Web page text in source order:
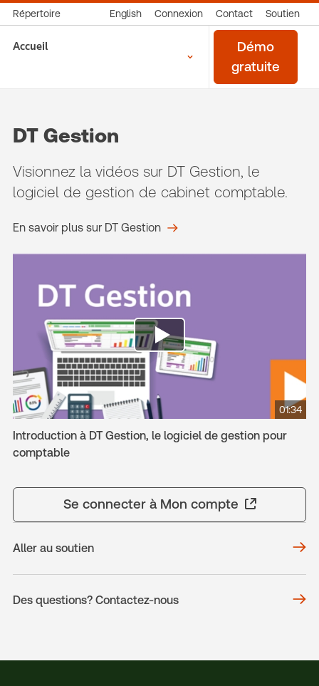
Répertoire English Connexion Contact Soutien
Accueil
Démo
gratuite
DT Gestion
Visionnez la vidéos sur DT Gestion, le
logiciel de gestion de cabinet comptable.
En savoir plus sur DT Gestion
01:34
Introduction à DT Gestion, le logiciel de gestion pour
comptable
Se connecter à Mon compte
Aller au soutien
Des questions? Contactez-nous